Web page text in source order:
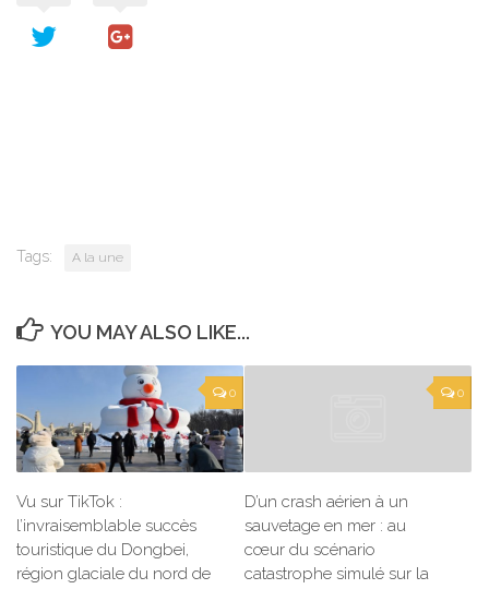
Tags: A la une
YOU MAY ALSO LIKE...
0
Vu sur TikTok :
l’invraisemblable succès
touristique du Dongbei,
région glaciale du nord de
0
D’un crash aérien à un
sauvetage en mer : au
cœur du scénario
catastrophe simulé sur la